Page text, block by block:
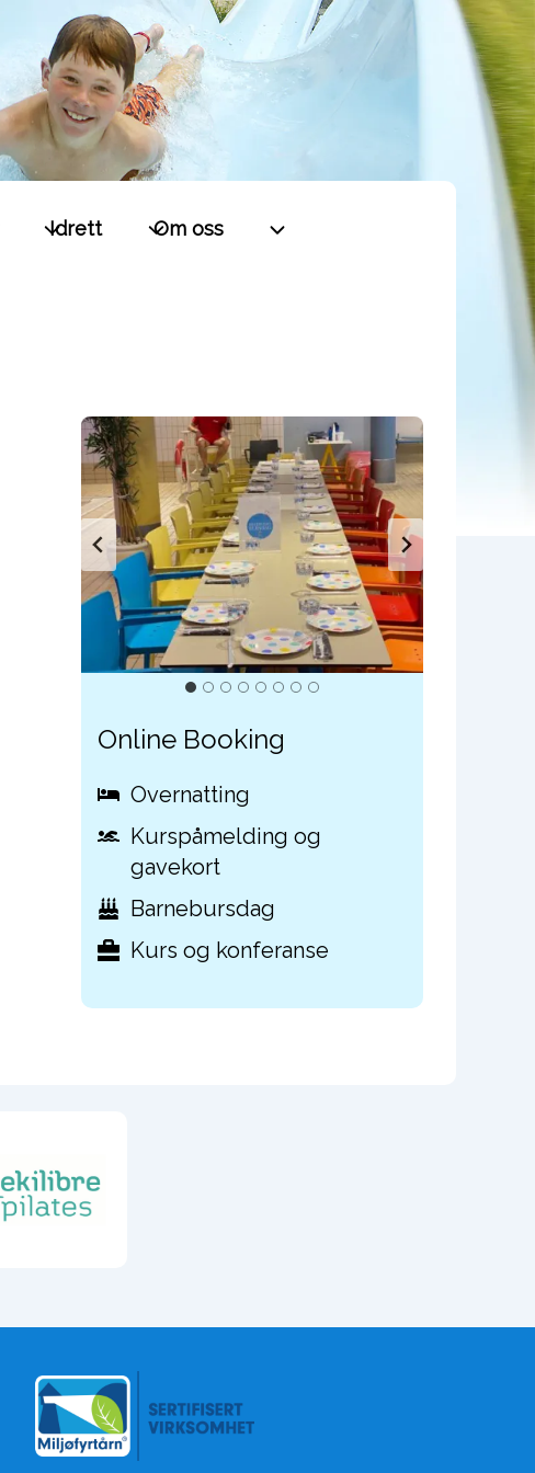
Idrett Om oss
Online Booking
Overnatting
Kurspåmelding og
gavekort
Barnebursdag
Kurs og konferanse